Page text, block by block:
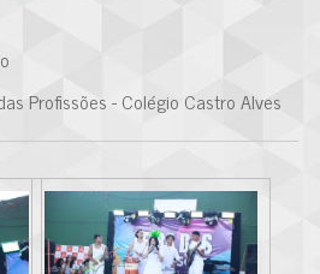
Profissões - Colégio Castro Alves